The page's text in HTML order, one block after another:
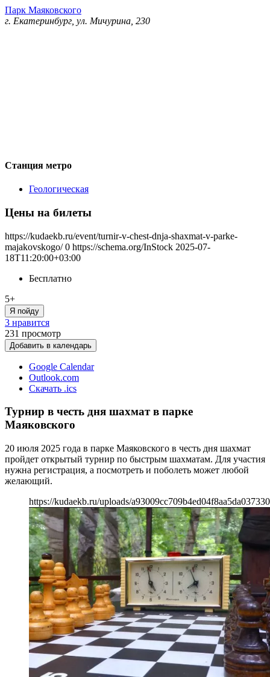
Парк Маяковского
г. Екатеринбург, ул. Мичурина, 230
Станция метро
Геологическая
Цены на билеты
https://kudaekb.ru/event/turnir-v-chest-dnja-shaxmat-v-parke-
majakovskogo/ 0 https://schema.org/InStock 2025-07-
18T11:20:00+03:00
Бесплатно
5+
Я пойду
3 нравится
231 просмотр
Добавить в календарь
Google Calendar
Outlook.com
Скачать .ics
Турнир в честь дня шахмат в парке
Маяковского
20 июля 2025 года в парке Маяковского в честь дня шахмат
пройдет открытый турнир по быстрым шахматам. Для участия
нужна регистрация, а посмотреть и поболеть может любой
желающий.
https://kudaekb.ru/uploads/